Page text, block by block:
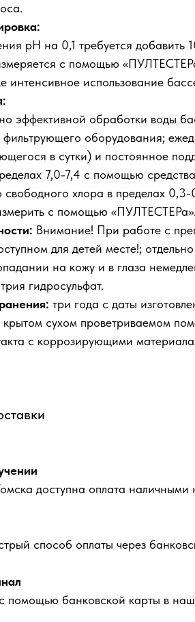
рН на 0,1 требуется добавить
с помощью
интенсивное использование
эффективной обработки воды
оборудования;
в сутки) и постоянное
7,0-7,4 с помощью
свободного хлора в пределах 0,3-
с помощью «ПУЛТЕСТЕРа».
Внимание! При работе с
для детей месте!;
на кожу и в глаза
гидросульфат.
три года с даты
крытом сухом проветриваемом
с коррозирующими
доступна оплата
способ оплаты через
помощью банковской карты в